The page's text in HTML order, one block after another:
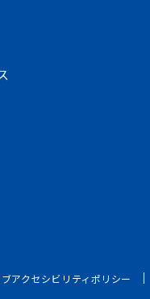
アクセシビリティポリシー